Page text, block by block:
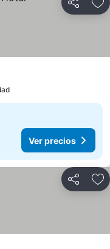
Compartir
Ver precios
Compartir